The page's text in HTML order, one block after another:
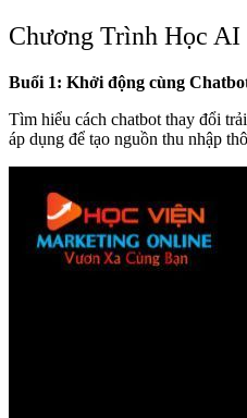
Chương Trình Học
Buổi 1: Khởi động cùng
Tìm hiểu cách chatbot thay đổi
áp dụng để tạo nguồn thu nhập